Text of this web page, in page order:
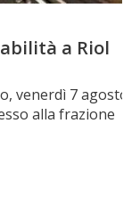
a Riol
venerdì 7 agosto
alla frazione